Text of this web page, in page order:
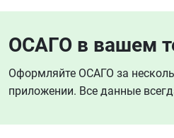
ОСАГО в вашем
Оформляйте ОСАГО за
приложении. Все данные